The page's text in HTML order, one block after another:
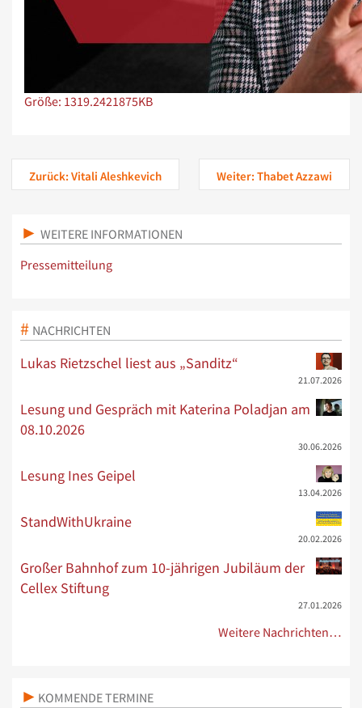
Zeige Bild in voller Größe…
Größe: 1319.2421875KB
Zurück: Vitali Aleshkevich Weiter: Thabet Azzawi
WEITERE INFORMATIONEN
Pressemitteilung
NACHRICHTEN
Lukas Rietzschel liest aus „Sanditz“
21.07.2026
Lesung und Gespräch mit Katerina Poladjan am
08.10.2026
30.06.2026
Lesung Ines Geipel
13.04.2026
StandWithUkraine
20.02.2026
Großer Bahnhof zum 10-jährigen Jubiläum der
Cellex Stiftung
27.01.2026
Weitere Nachrichten…
KOMMENDE TERMINE